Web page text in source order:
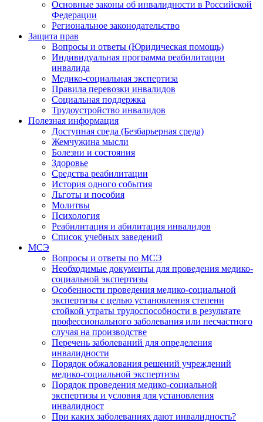
Основные законы об инвалидности в Российской
Федерации
Региональное законодательство
Защита прав
Вопросы и ответы (Юридическая помощь)
Индивидуальная программа реабилитации
инвалида
Медико-социальная экспертиза
Правила перевозки инвалидов
Социальная поддержка
Трудоустройство инвалидов
Полезная информация
Доступная среда (Безбарьерная среда)
Жемчужина мысли
Болезни и состояния
Здоровье
Средства реабилитации
История одного события
Льготы и пособия
Молитвы
Психология
Реабилитация и абилитация инвалидов
Список учебных заведений
МСЭ
Вопросы и ответы по МСЭ
Необходимые документы для проведения медико-
социальной экспертизы
Особенности проведения медико-социальной
экспертизы с целью установления степени
стойкой утраты трудоспособности в результате
профессионального заболевания или несчастного
случая на производстве
Перечень заболеваний для определения
инвалидности
Порядок обжалования решений учреждений
медико-социальной экспертизы
Порядок проведения медико-социальной
экспертизы и условия для установления
инвалидност
При каких заболеваниях дают инвалидность?